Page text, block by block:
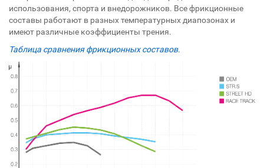
использования, спорта и внедорожников. Все фрикционные
составы работают в разных температурных диапозонах и
имеют различные коэффициенты трения.
Таблица сравнения фрикционных составов.